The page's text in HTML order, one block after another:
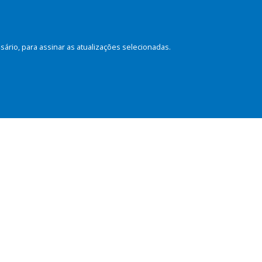
para assinar as atualizações selecionadas.